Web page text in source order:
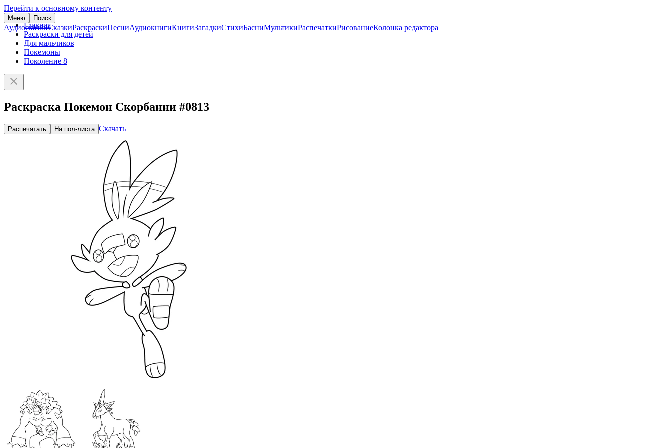
Перейти к основному контенту
Меню Поиск
АудиосказкиСказкиРаскраскиПесниАудиокнигиКнигиЗагадкиСтихиБасниМультикиРаспечаткиРисованиеКолонка редактора
Главная
Раскраски для детей
Для мальчиков
Покемоны
Поколение 8
Раскраска Покемон Скорбанни #0813
Распечатать На пол-листа Скачать